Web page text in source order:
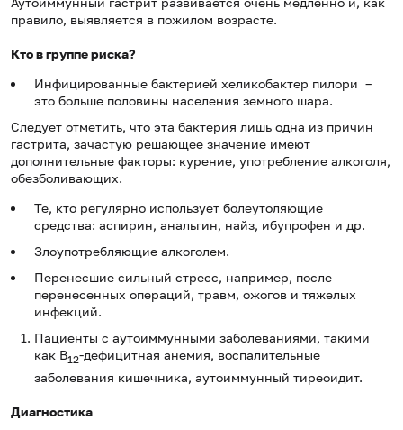
правило, выявляется в пожилом возрасте.
Кто в группе риска?
Инфицированные бактерией хеликобактер пилори –
это больше половины населения земного шара.
Следует отметить, что эта бактерия лишь одна из причин
гастрита, зачастую решающее значение имеют
дополнительные факторы: курение, употребление алкоголя,
обезболивающих.
Те, кто регулярно использует болеутоляющие
средства: аспирин, анальгин, найз, ибупрофен и др.
Злоупотребляющие алкоголем.
Перенесшие сильный стресс, например, после
перенесенных операций, травм, ожогов и тяжелых
инфекций.
Пациенты с аутоиммунными заболеваниями, такими
как В12-дефицитная анемия, воспалительные
заболевания кишечника, аутоиммунный тиреоидит.
Диагностика